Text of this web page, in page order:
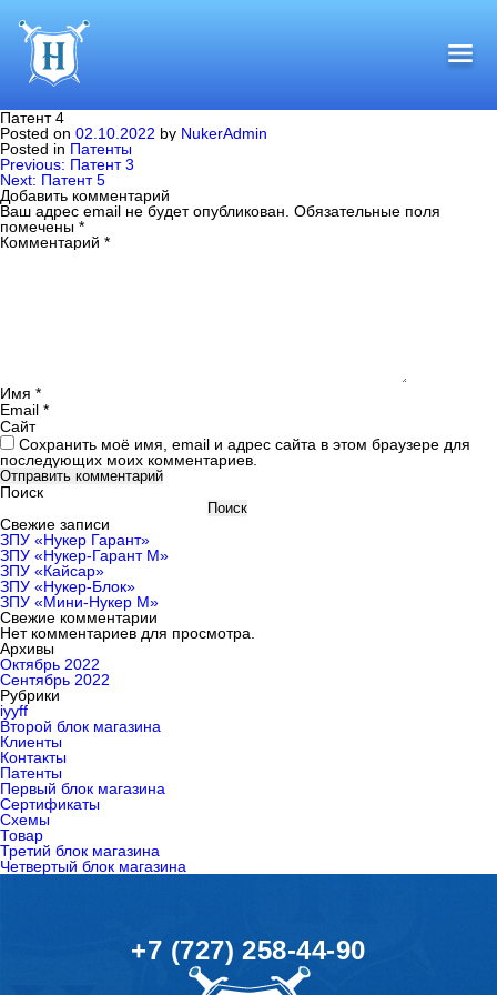
Патент 4
Posted on 02.10.2022 by NukerAdmin
Posted in Патенты
Навигация
по
записям
Previous: Патент 3
Next: Патент 5
Добавить комментарий
Ваш адрес email не будет опубликован. Обязательные поля
помечены *
Комментарий *
Имя *
Email *
Сайт
Сохранить моё имя, email и адрес сайта в этом браузере для
последующих моих комментариев.
Поиск
Поиск
Свежие записи
ЗПУ «Нукер Гарант»
ЗПУ «Нукер-Гарант М»
ЗПУ «Кайсар»
ЗПУ «Нукер-Блок»
ЗПУ «Мини-Нукер М»
Свежие комментарии
Нет комментариев для просмотра.
Архивы
Октябрь 2022
Сентябрь 2022
Рубрики
iyyff
Второй блок магазина
Клиенты
Контакты
Патенты
Первый блок магазина
Сертификаты
Схемы
Товар
Третий блок магазина
Четвертый блок магазина
+7 (727) 258-44-90